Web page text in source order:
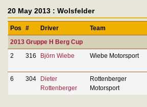
20 May 2013 : Wolsfelder
Pos # Driver Team
2013 Gruppe H Berg Cup
2
316 Björn Wiebe Wiebe Motorsport
6
304
Dieter
Rottenberger
Rottenberger
Motorsport